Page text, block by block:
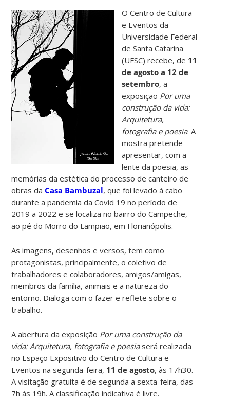
O Centro de Cultura
e Eventos da
Universidade Federal
de Santa Catarina
(UFSC) recebe, de 11
de agosto a 12 de
setembro, a
exposição Por uma
construção da vida:
Arquitetura,
fotografia e poesia. A
mostra pretende
apresentar, com a
lente da poesia, as
memórias da estética do processo de canteiro de
obras daCasa Bambuzal, que foi levado à cabo
durante a pandemia da Covid 19 no período de
2019 a 2022 e se localiza no bairro do Campeche,
ao pé do Morro do Lampião, em Florianópolis.
As imagens, desenhos e versos, tem como
protagonistas, principalmente, o coletivo de
trabalhadores e colaboradores, amigos/amigas,
membros da família, animais e a natureza do
entorno. Dialoga com o fazer e reflete sobre o
trabalho.
A abertura da exposição Por uma construção da
vida: Arquitetura, fotografia e poesiaserá realizada
no Espaço Expositivo do Centro de Cultura e
Eventos na segunda-feira, 11 de agosto, às 17h30.
A visitação gratuita é de segunda a sexta-feira, das
7h às 19h. A classificação indicativa é livre.